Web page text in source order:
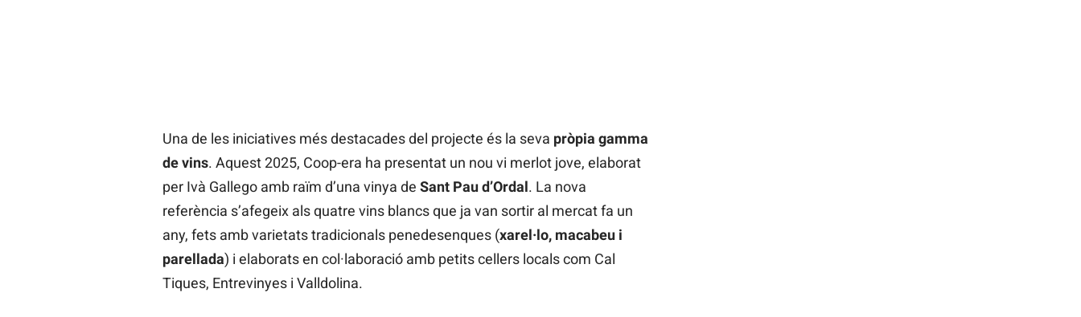
Una de les iniciatives més destacades del projecte és la seva pròpia gamma
de vins. Aquest 2025, Coop-era ha presentat un nou vi merlot jove, elaborat
per Ivà Gallego amb raïm d’una vinya de Sant Pau d’Ordal. La nova
referència s’afegeix als quatre vins blancs que ja van sortir al mercat fa un
any, fets amb varietats tradicionals penedesenques (xarel·lo, macabeu i
parellada) i elaborats en col·laboració amb petits cellers locals com Cal
Tiques, Entrevinyes i Valldolina.